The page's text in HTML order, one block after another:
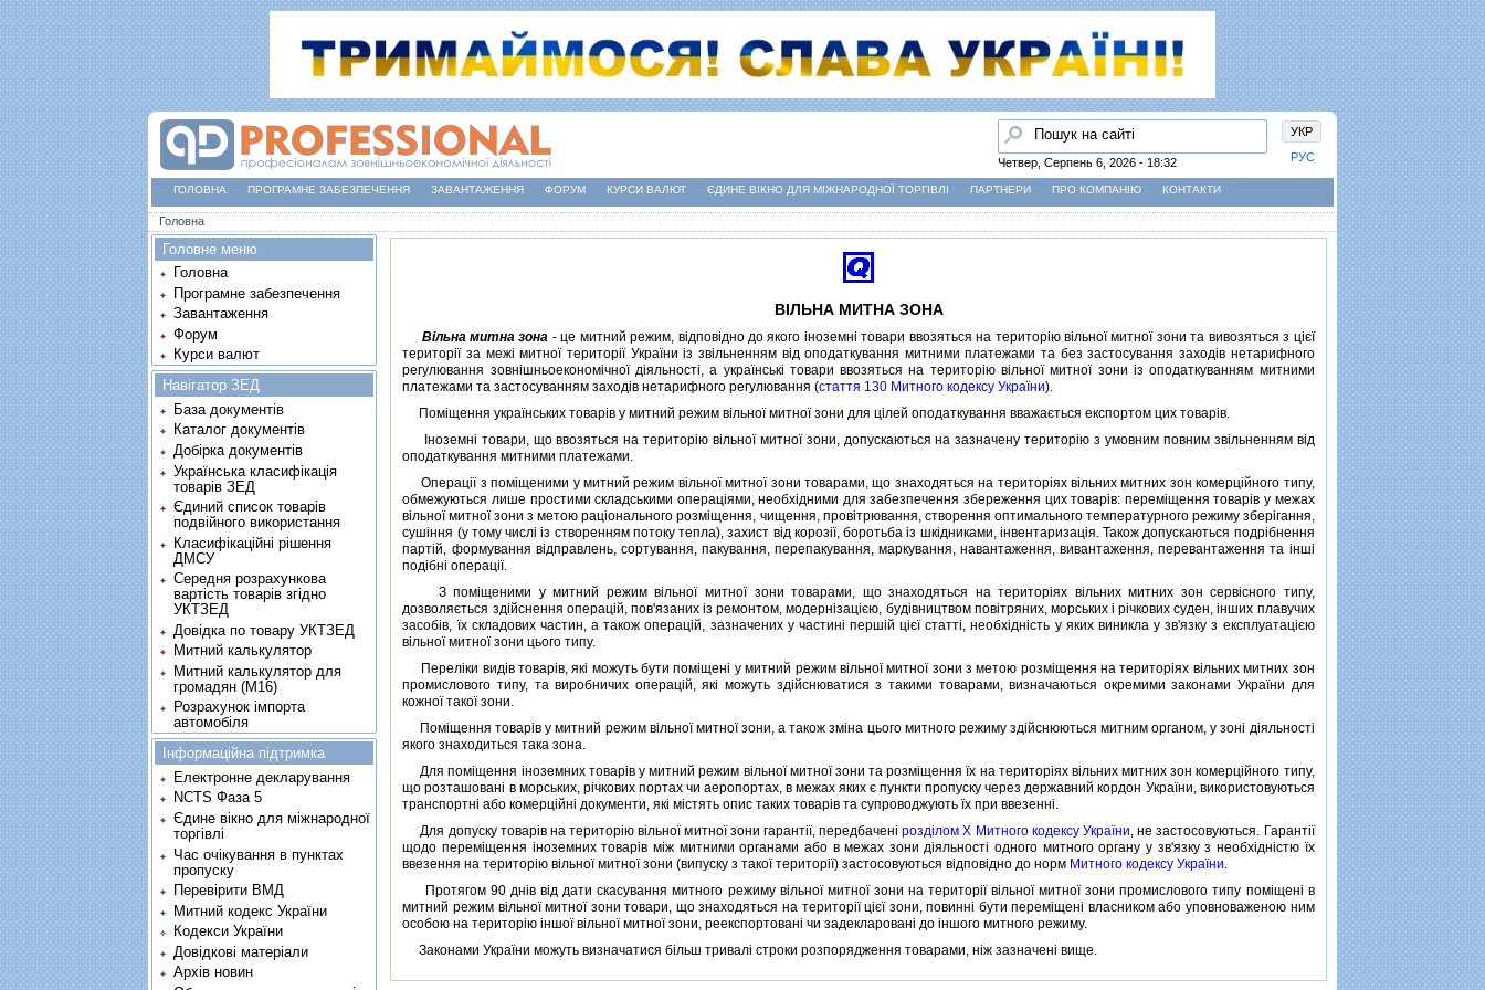
УКР
РУС
Пошук
Четвер, Серпень 6, 2026 - 18:32
ГОЛОВНА ПРОГРАМНЕ ЗАБЕЗПЕЧЕННЯ ЗАВАНТАЖЕННЯ ФОРУМ КУРСИ ВАЛЮТ ЄДИНЕ ВІКНО ДЛЯ МІЖНАРОДНОЇ ТОРГІВЛІ ПАРТНЕРИ ПРО КОМПАНІЮ КОНТАКТИ
Ви є тут
Головна
ВIЛЬНА МИТНА ЗОНА
Вiльна митна зона - це митний режим, вiдповiдно до якого iноземнi товари ввозяться на територiю вiльної митної зони та вивозяться з цiєї
територiї за межi митної територiї України iз звiльненням вiд оподаткування митними платежами та без застосування заходiв нетарифного
регулювання зовнiшньоекономiчної дiяльностi, а українськi товари ввозяться на територiю вiльної митної зони iз оподаткуванням митними
платежами та застосуванням заходiв нетарифного регулювання (стаття 130 Митного кодексу України).
Помiщення українських товарiв у митний режим вiльної митної зони для цiлей оподаткування вважається експортом цих товарiв.
Iноземнi товари, що ввозяться на територiю вiльної митної зони, допускаються на зазначену територiю з умовним повним звiльненням вiд
оподаткування митними платежами.
Операцiї з помiщеними у митний режим вiльної митної зони товарами, що знаходяться на територiях вiльних митних зон комерцiйного типу,
обмежуються лише простими складськими операцiями, необхiдними для забезпечення збереження цих товарiв: перемiщення товарiв у межах
вiльної митної зони з метою рацiонального розмiщення, чищення, провiтрювання, створення оптимального температурного режиму зберiгання,
сушiння (у тому числi iз створенням потоку тепла), захист вiд корозiї, боротьба iз шкiдниками, iнвентаризацiя. Також допускаються подрiбнення
партiй, формування вiдправлень, сортування, пакування, перепакування, маркування, навантаження, вивантаження, перевантаження та iншi
подiбнi операцiї.
З помiщеними у митний режим вiльної митної зони товарами, що знаходяться на територiях вiльних митних зон сервiсного типу,
дозволяється здiйснення операцiй, пов'язаних iз ремонтом, модернiзацiєю, будiвництвом повiтряних, морських i рiчкових суден, iнших плавучих
засобiв, їх складових частин, а також операцiй, зазначених у частинi першiй цiєї статтi, необхiднiсть у яких виникла у зв'язку з експлуатацiєю
вiльної митної зони цього типу.
Перелiки видiв товарiв, якi можуть бути помiщенi у митний режим вiльної митної зони з метою розмiщення на територiях вiльних митних зон
промислового типу, та виробничих операцiй, якi можуть здiйснюватися з такими товарами, визначаються окремими законами України для
кожної такої зони.
Помiщення товарiв у митний режим вiльної митної зони, а також змiна цього митного режиму здiйснюються митним органом, у зонi дiяльностi
якого знаходиться така зона.
Для помiщення iноземних товарiв у митний режим вiльної митної зони та розмiщення їх на територiях вiльних митних зон комерцiйного типу,
що розташованi в морських, рiчкових портах чи аеропортах, в межах яких є пункти пропуску через державний кордон України, використовуються
транспортнi або комерцiйнi документи, якi мiстять опис таких товарiв та супроводжують їх при ввезеннi.
Для допуску товарiв на територiю вiльної митної зони гарантiї, передбаченiроздiлом X Митного кодексу України , не застосовуються. Гарантiї
щодо перемiщення iноземних товарiв мiж митними органами або в межах зони дiяльностi одного митного органу у зв'язку з необхiднiстю їх
ввезення на територiю вiльної митної зони (випуску з такої територiї) застосовуються вiдповiдно до норм Митного кодексу України
Протягом 90 днiв вiд дати скасування митного режиму вiльної митної зони на територiї вiльної митної зони промислового типу помiщенi в
митний режим вiльної митної зони товари, що знаходяться на територiї цiєї зони, повиннi бути перемiщенi власником або уповноваженою ним
особою на територiю iншої вiльної митної зони, реекспортованi чи задекларованi до iншого митного режиму.
Законами України можуть визначатися бiльш тривалi строки розпорядження товарами, нiж зазначенi вище.
Головне меню
Головна
Програмне забезпечення
Завантаження
Форум
Курси валют
Навігатор ЗЕД
База документів
Каталог документів
Добірка документів
Українська класифікація
товарів ЗЕД
Єдиний список товарів
подвійного використання
Класифікаційні рішення
ДМСУ
Середня розрахункова
вартість товарів згідно
УКТЗЕД
Довідка по товару УКТЗЕД
Митний калькулятор
Митний калькулятор для
громадян (М16)
Розрахунок імпорта
автомобіля
Інформаційна підтримка
Електронне декларування
NCTS Фаза 5
Єдине вікно для міжнародної
торгівлі
Час очікування в пунктах
пропуску
Перевірити ВМД
Митний кодекс України
Кодекси України
Довідкові матеріали
Архів новин